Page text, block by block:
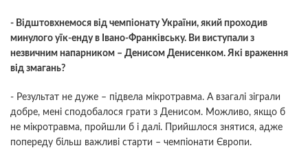
- Відштовхнемося від чемпіонату України, який проходив
минулого уїк-енду в Івано-Франківську. Ви виступали з
незвичним напарником – Денисом Денисенком. Які враження
від змагань?
- Результат не дуже – підвела мікротравма. А взагалі зіграли
добре, мені сподобалося грати з Денисом. Можливо, якщо б
не мікротравма, пройшли б і далі. Прийшлося знятися, адже
попереду більш важливі старти – чемпіонати Європи.